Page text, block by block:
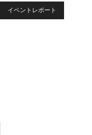
イベントレポート